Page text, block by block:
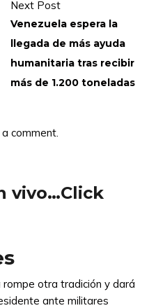
Next Post
Venezuela espera la
llegada de más ayuda
humanitaria tras recibir
más de 1.200 toneladas
comment.
vivo…Click
rompe otra tradición y dará
ante militares